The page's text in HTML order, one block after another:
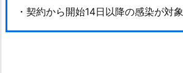
・契約から開始14日以降の感染が対象